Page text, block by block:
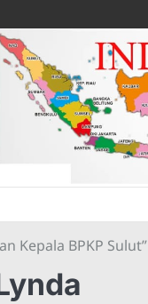
Kepala BPKP Sulut”